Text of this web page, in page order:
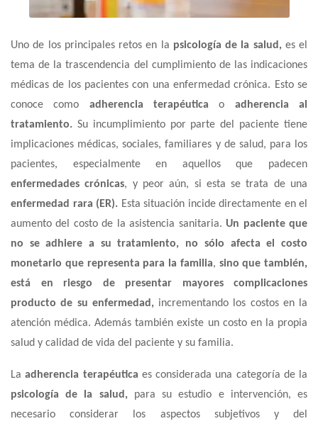
Uno de los principales retos en la psicología de la salud,es el
tema de la trascendencia del cumplimiento de las indicaciones
médicas de los pacientes con una enfermedad crónica. Esto se
conoce como adherencia terapéutica o adherencia al
tratamiento. Su incumplimiento por parte del paciente tiene
implicaciones médicas, sociales, familiares y de salud, para los
pacientes, especialmente en aquellos que padecen
enfermedades crónicas, y peor aún, si esta se trata de una
enfermedad rara (ER). Esta situación incide directamente en el
aumento del costo de la asistencia sanitaria. Un paciente que
no se adhiere a su tratamiento, no sólo afecta el costo
monetario que representa para la familia, sino que también,
está en riesgo de presentar mayores complicaciones
producto de su enfermedad,incrementando los costos en la
atención médica. Además también existe un costo en la propia
salud y calidad de vida del paciente y su familia.
Laadherencia terapéutica es considerada una categoría de la
psicología de la salud, para su estudio e intervención, es
necesario considerar los aspectos subjetivos y del